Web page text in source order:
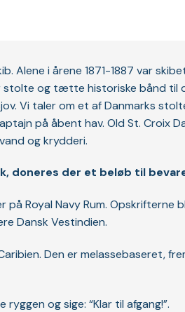
Alene i årene 1871-1887 var
stolte og tætte historiske bånd til
Vi taler om et af Danmarks
på åbent hav. Old St. Croix
og krydderi.
doneres der et beløb til
Royal Navy Rum. Opskrifterne
Dansk Vestindien.
Den er melassebaseret,
og sige: “Klar til afgang!”.